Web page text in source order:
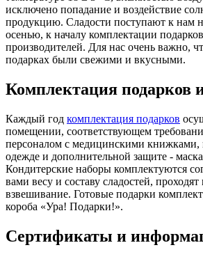
исключено попадание и воздействие
продукцию. Сладости поступают к нам
осенью, к началу комплектации
производителей. Для нас очень важно,
подарках были свежими и вкусными.
Комплектация подарков
Каждый год комплектация подарков
помещении, соответствующем
персоналом с медицинскими книжками,
одежде и дополнительной защите -
Кондитерские наборы комплектуются
вами весу и составу сладостей, проходят
взвешивание. Готовые подарки
короба «Ура! Подарки!».
Сертификаты и